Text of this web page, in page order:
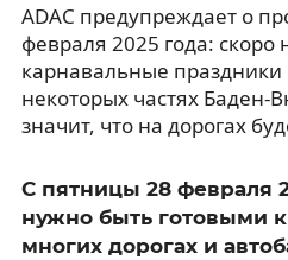
ADAC предупреждает о
февраля 2025 года: скоро
карнавальные праздники
некоторых частях Баден-
значит, что на дорогах
С пятницы 28 февраля
нужно быть готовыми
многих дорогах и